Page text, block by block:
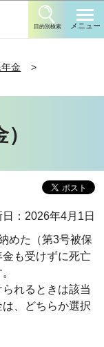
目的別検索 メニュー
金
日：2026年4月1日
めた（第3号被保
も受けずに死亡
れるときは該当
、どちらか選択